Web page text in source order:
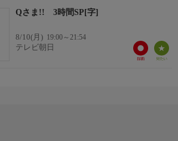
日が選んだ『青少年に見てもらいたい番
Qさま!! 3時間SP[字]
8/10(月) 19:00～21:54
テレビ朝日